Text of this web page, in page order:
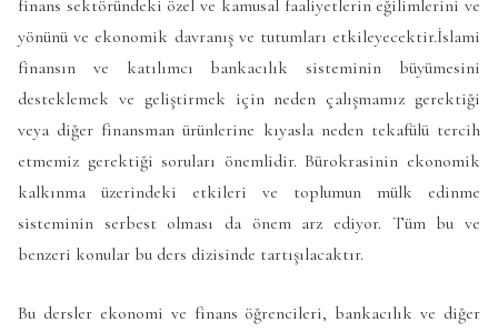
finans sektöründeki özel ve kamusal faaliyetlerin eğilimlerini ve
yönünü ve ekonomik davranış ve tutumları etkileyecektir.İslami
finansın ve katılımcı bankacılık sisteminin büyümesini
desteklemek ve geliştirmek için neden çalışmamız gerektiği
veya diğer finansman ürünlerine kıyasla neden tekafülü tercih
etmemiz gerektiği soruları önemlidir. Bürokrasinin ekonomik
kalkınma üzerindeki etkileri ve toplumun mülk edinme
sisteminin serbest olması da önem arz ediyor. Tüm bu ve
benzeri konular bu ders dizisinde tartışılacaktır.
Bu dersler ekonomi ve finans öğrencileri, bankacılık ve diğer